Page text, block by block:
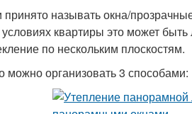
называть окна/
квартиры это может
по нескольким плоскостям.
можно организовать 3 способами: